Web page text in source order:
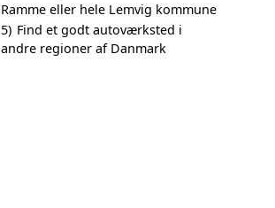
Ramme eller hele Lemvig kommune
5) Find et godt autoværksted i
andre regioner af Danmark